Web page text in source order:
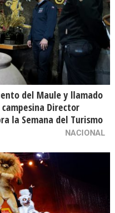
del Maule y llamado
Director
la Semana del Turismo
NACIONAL